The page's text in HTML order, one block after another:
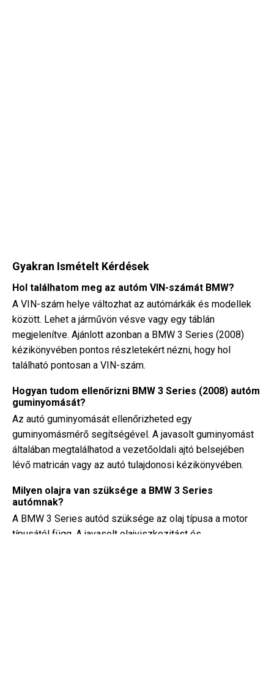
Gyakran Ismételt Kérdések
Hol találhatom meg az autóm VIN-számát BMW?
A VIN-szám helye változhat az autómárkák és modellek
között. Lehet a járművön vésve vagy egy táblán
megjelenítve. Ajánlott azonban a BMW 3 Series (2008)
kézikönyvében pontos részletekért nézni, hogy hol
található pontosan a VIN-szám.
Hogyan tudom ellenőrizni BMW 3 Series (2008) autóm
guminyomását?
Az autó guminyomását ellenőrizheted egy
guminyomásmérő segítségével. A javasolt guminyomást
általában megtalálhatod a vezetőoldali ajtó belsejében
lévő matricán vagy az autó tulajdonosi kézikönyvében.
Milyen olajra van szüksége a BMW 3 Series
autómnak?
A BMW 3 Series autód szüksége az olaj típusa a motor
típusától függ. A javasolt olajviszkozitást és